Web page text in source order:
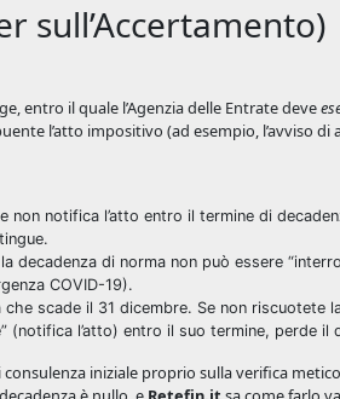
sull’Accertamento)
entro il quale l’Agenzia delle Entrate deve
l’atto impositivo (ad esempio, l’avviso di
non notifica l’atto entro il termine di
decadenza di norma non può essere
COVID-19).
scade il 31 dicembre. Se non
(notifica l’atto) entro il suo termine, perde
iniziale proprio sulla verifica